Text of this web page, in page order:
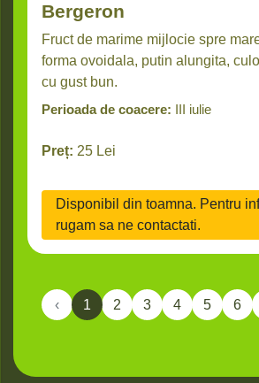
Bergeron
Fruct de marime mijlocie spre
forma ovoidala, putin alungita,
cu gust bun.
Perioada de coacere: III iulie
Preț: 25 Lei
Disponibil din toamna. Pentru
rugam sa ne contactati.
‹ 1 2 3 4 5 6